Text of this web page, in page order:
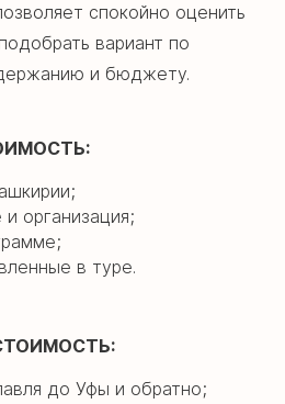
спокойно оценить
вариант по
и бюджету.
организация;
в туре.
до Уфы и обратно;